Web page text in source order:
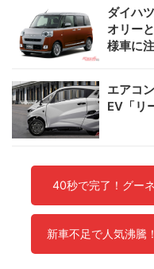
ダイハ
オリー
様車に
エアコ
EV「リ
40秒で完了！グー
新車不足で人気沸騰